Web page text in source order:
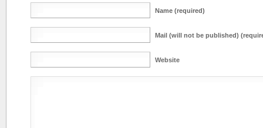
Name (required)
Mail (will not be published)
Website